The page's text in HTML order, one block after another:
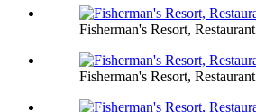
Fisherman's Resort, Restaurant
Fisherman's Resort, Restaurant